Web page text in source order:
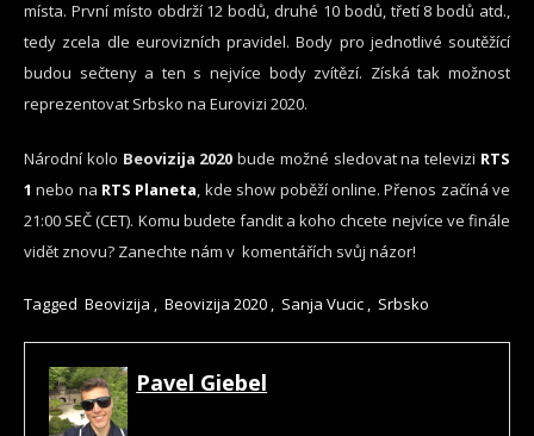
místa. První místo obdrží 12 bodů, druhé 10 bodů, třetí 8 bodů atd.,
tedy zcela dle eurovizních pravidel. Body pro jednotlivé soutěžící
budou sečteny a ten s nejvíce body zvítězí. Získá tak možnost
reprezentovat Srbsko na Eurovizi 2020.
Národní kolo Beovizija 2020 bude možné sledovat na televizi RTS
1 nebo na RTS Planeta, kde show poběží online. Přenos začíná ve
21:00 SEČ (CET). Komu budete fandit a koho chcete nejvíce ve finále
vidět znovu? Zanechte nám v komentářích svůj názor!
Tagged Beovizija , Beovizija 2020 , Sanja Vucic , Srbsko
Pavel Giebel